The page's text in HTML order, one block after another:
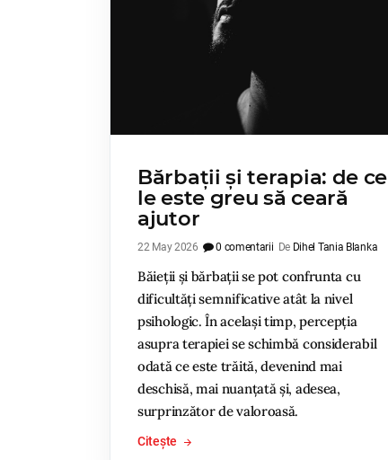
Bărbații și terapia: de ce
le este greu să ceară
ajutor
22 May 2026 0 comentarii De Dihel Tania Blanka
Băieții și bărbații se pot confrunta cu
dificultăți semnificative atât la nivel
psihologic. În același timp, percepția
asupra terapiei se schimbă considerabil
odată ce este trăită, devenind mai
deschisă, mai nuanțată și, adesea,
surprinzător de valoroasă.
Citește